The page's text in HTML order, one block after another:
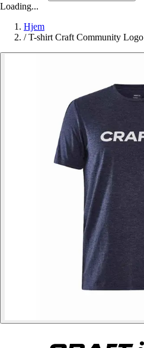
Loading...
Hjem
/ T-shirt Craft Community Logo